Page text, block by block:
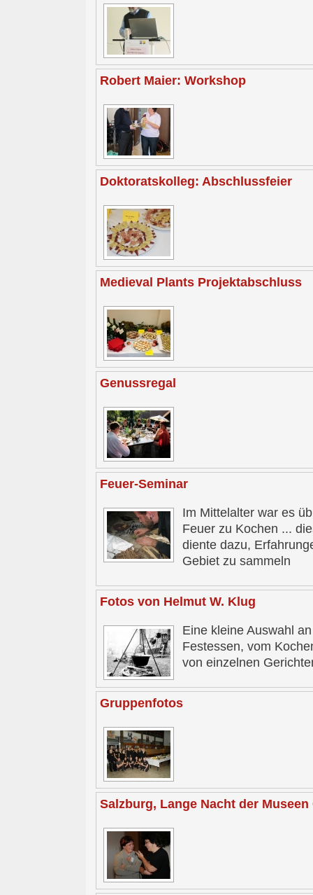
Robert Maier: Workshop
Doktoratskolleg: Abschlussfeier
Medieval Plants Projektabschluss
Genussregal
Feuer-Seminar
Im Mittelalter war es
Feuer zu Kochen ...
diente dazu,
Gebiet zu sammeln
Fotos von Helmut W. Klug
Eine kleine Auswahl
Festessen, vom
von einzelnen
Gruppenfotos
Salzburg, Lange Nacht der Museen